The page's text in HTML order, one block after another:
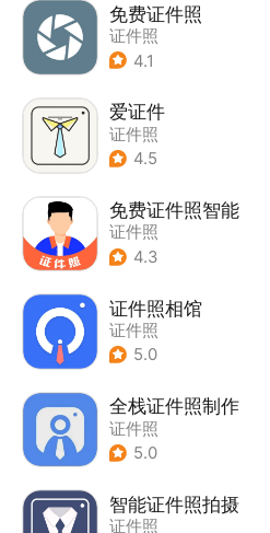
免费证件照
证件照
4.1
爱证件
证件照
4.5
免费证件照智能
证件照
4.3
证件照相馆
证件照
5.0
全栈证件照制作
证件照
5.0
智能证件照拍摄
证件照